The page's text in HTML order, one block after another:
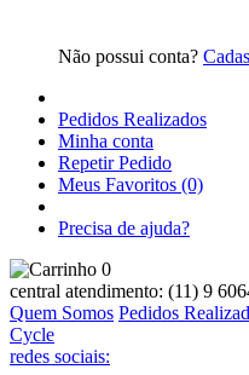
Não possui conta?
Pedidos Realizados
Minha conta
Repetir Pedido
Meus Favoritos (0)
Precisa de ajuda?
0
central atendimento: (11) 9
Quem Somos Pedidos
Cycle
redes sociais:
Medicina
Política
Venda
Pré-
Venda ,
Artes e
Cultura